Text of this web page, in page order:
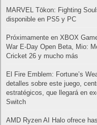
MARVEL Tōkon: Fighting
disponible en PS5 y PC
Próximamente en XBOX
War E-Day Open Beta, Mio:
Cricket 26 y mucho más
El Fire Emblem: Fortune’s
detalles sobre este juego,
estratégicos, que llegará en
Switch
AMD Ryzen AI Halo ofrece